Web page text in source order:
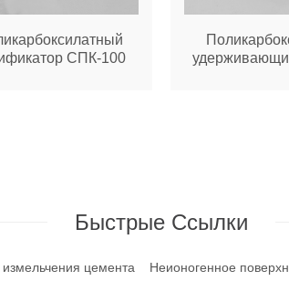
СПК-100
Быстрые Ссылки
цемента Неионогенное